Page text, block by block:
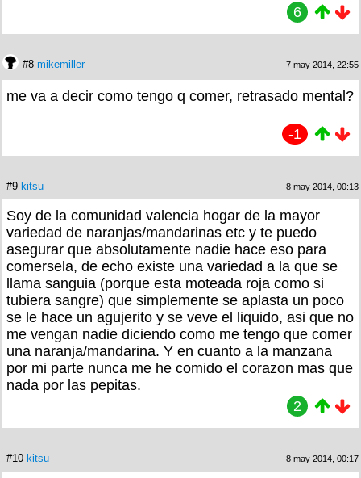
6
#8 mikemiller 7 may 2014, 22:55
me va a decir como tengo q comer, retrasado mental?
-1
#9 kitsu 8 may 2014, 00:13
Soy de la comunidad valencia hogar de la mayor
variedad de naranjas/mandarinas etc y te puedo
asegurar que absolutamente nadie hace eso para
comersela, de echo existe una variedad a la que se
llama sanguia (porque esta moteada roja como si
tubiera sangre) que simplemente se aplasta un poco
se le hace un agujerito y se veve el liquido, asi que no
me vengan nadie diciendo como me tengo que comer
una naranja/mandarina. Y en cuanto a la manzana
por mi parte nunca me he comido el corazon mas que
nada por las pepitas.
2
#10 kitsu 8 may 2014, 00:17